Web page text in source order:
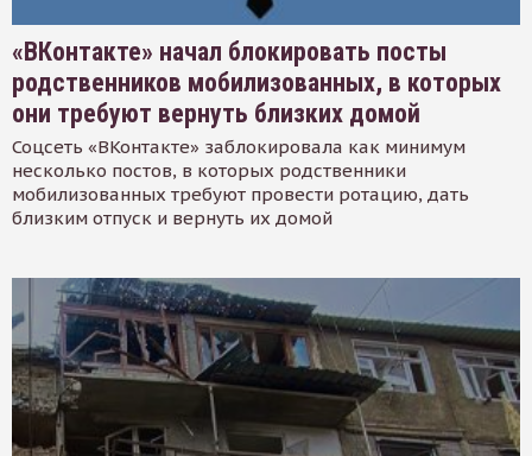
«ВКонтакте» начал блокировать посты
родственников мобилизованных, в которых
они требуют вернуть близких домой
Соцсеть «ВКонтакте» заблокировала как минимум
несколько постов, в которых родственники
мобилизованных требуют провести ротацию, дать
близким отпуск и вернуть их домой